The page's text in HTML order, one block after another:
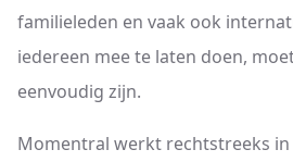
familieleden en vaak ook
iedereen mee te laten doen,
eenvoudig zijn.
Momentral werkt rechtstreeks in